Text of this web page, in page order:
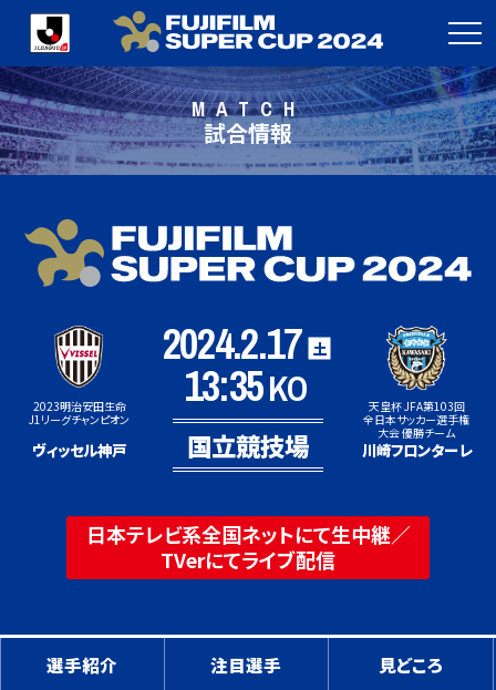
MATCH
試合情報
2024.2.17 土
13:35KO
国立競技場
2023明治安田生命
J1リーグチャンピオン
ヴィッセル神戸
天皇杯 JFA第103回
全日本サッカー選手権
大会 優勝チーム
川崎フロンターレ
日本テレビ系全国ネットにて生中継／
TVerにてライブ配信
選手紹介 注目選手 見どころ